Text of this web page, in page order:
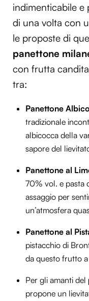
indimenticabile e
di una volta con
le proposte di
panettone
con frutta
tra:
Panettone
tradizionale
albicocca della
sapore del
Panettone al
70% vol. e pasta
assaggio per
un’atmosfera
Panettone al
pistacchio di
da questo frutto
Per gli amanti del
propone un